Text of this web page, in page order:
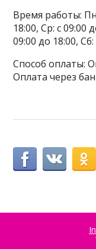
Время работы:
18:00, Ср: с 09:00
09:00 до 18:00,
Способ оплаты:
Оплата через